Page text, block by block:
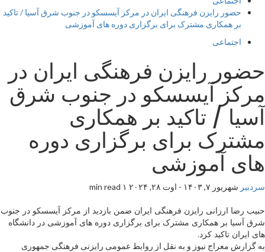
حضور رایزن فرهنگی ایران در مرکز آیسسکو در جنوب شرق آسیا / تاکید
بر همکاری مشترک برای برگزاری دوره های آموزشی
اجتماعی
حضور رایزن فرهنگی ایران در
مرکز آیسسکو در جنوب شرق
آسیا / تاکید بر همکاری
مشترک برای برگزاری دوره
های آموزشی
سردبیر شهریور ۷, ۱۴۰۳ - اوت ۲۸, ۲۰۲۴ ۱ min read
حبیب رضا ارزانی رایزن فرهنگی ایران ضمن بازدید از مرکز آیسسکو در جنوب
شرق آسیا بر همکاری مشترک برای برگزاری دوره های آموزشی در دانشگاه
های ایران تاکید کرد.
به گزارش معراج نیوز و به نقل از روابط عمومی رایزنی فرهنگی جمهوری